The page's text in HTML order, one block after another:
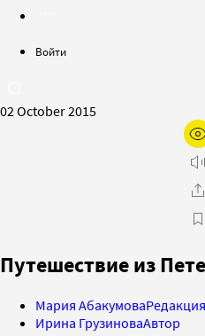
Войти
02 October 2015
Путешествие из
Мария Абакумова
Ирина ГрузиноваАвтор